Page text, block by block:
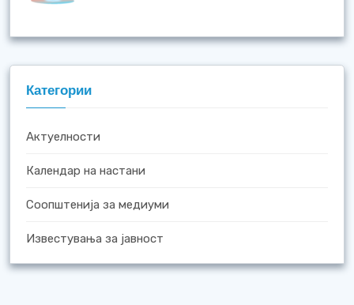
Категории
Актуелности
Календар на настани
Соопштенија за медиуми
Известувања за јавност